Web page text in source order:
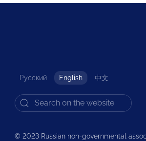
Русский English 中文
© 2023 Russian non-governmental